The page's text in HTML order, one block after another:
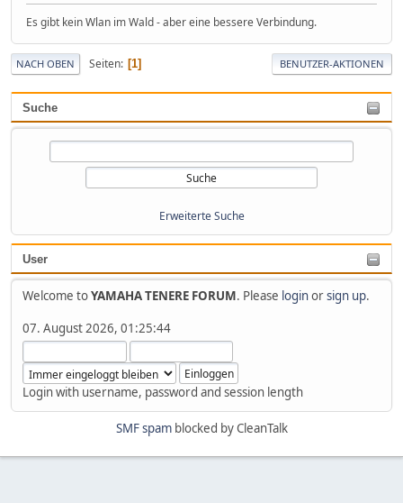
Suche
Erweiterte Suche
User
Welcome toYAMAHA TENERE FORUM. Please loginorsign up.
07. August 2026, 01:25:44
Login with username, password and session length
Es gibt kein Wlan im Wald - aber eine bessere Verbindung.
NACH OBEN Seiten 1 BENUTZER-AKTIONEN
SMF spamblocked by CleanTalk